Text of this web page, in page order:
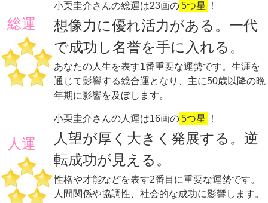
総運
小栗圭介さんの総運は23画の5つ星 ！
想像力に優れ活力がある。一代
で成功し名誉を手に入れる。
あなたの人生を表す1番重要な運勢です。生涯を
通じて影響する総合運となり、主に50歳以降の晩
年期に影響を及ぼします。
人運
小栗圭介さんの人運は16画の5つ星 ！
人望が厚く大きく発展する。逆
転成功が見える。
性格や才能などを表す2番目に重要な運勢です。
人間関係や協調性、社会的な成功に影響します。